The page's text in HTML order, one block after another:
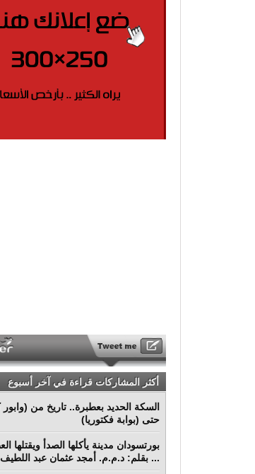
أكثر المشاركات قراءة في آخر أسبوع
السكة الحديد بعطبرة.. تاريخ من
حتى (بوابة فكتوريا)
... بقلم: د.م.م. أمجد عثمان عبد اللطيف